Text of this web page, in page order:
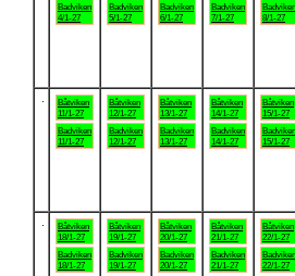
Badviken
4/1-27
Badviken
5/1-27
Badviken
6/1-27
Badviken
7/1-27
Badviken
8/1-27
Båtviken
11/1-27
Badviken
11/1-27
Båtviken
12/1-27
Badviken
12/1-27
Båtviken
13/1-27
Badviken
13/1-27
Båtviken
14/1-27
Badviken
14/1-27
Båtviken
15/1-27
Badviken
15/1-27
Båtviken
18/1-27
Badviken
18/1-27
Båtviken
19/1-27
Badviken
19/1-27
Båtviken
20/1-27
Badviken
20/1-27
Båtviken
21/1-27
Badviken
21/1-27
Båtviken
22/1-27
Badviken
22/1-27